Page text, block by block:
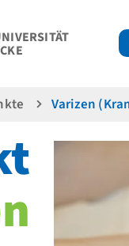
Varizen